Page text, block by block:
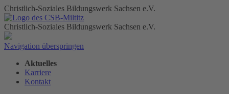
Christlich-Soziales Bildungswerk Sachsen e.V.
Christlich-Soziales Bildungswerk Sachsen e.V.
Navigation überspringen
Aktuelles
Karriere
Kontakt